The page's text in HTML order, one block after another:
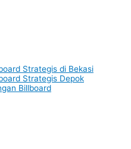
Strategis di Bekasi
Strategis Depok
Billboard